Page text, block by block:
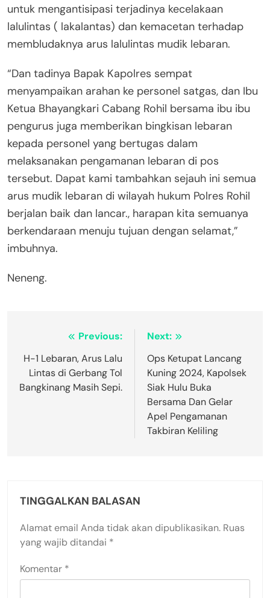
untuk mengantisipasi terjadinya kecelakaan
lalulintas ( lakalantas) dan kemacetan terhadap
membludaknya arus lalulintas mudik lebaran.
“Dan tadinya Bapak Kapolres sempat
menyampaikan arahan ke personel satgas, dan Ibu
Ketua Bhayangkari Cabang Rohil bersama ibu ibu
pengurus juga memberikan bingkisan lebaran
kepada personel yang bertugas dalam
melaksanakan pengamanan lebaran di pos
tersebut. Dapat kami tambahkan sejauh ini semua
arus mudik lebaran di wilayah hukum Polres Rohil
berjalan baik dan lancar., harapan kita semuanya
berkendaraan menuju tujuan dengan selamat,”
imbuhnya.
Neneng.
Navigasi
pos
Previous:
H-1 Lebaran, Arus Lalu
Lintas di Gerbang Tol
Bangkinang Masih Sepi.
Next:
Ops Ketupat Lancang
Kuning 2024, Kapolsek
Siak Hulu Buka
Bersama Dan Gelar
Apel Pengamanan
Takbiran Keliling
TINGGALKAN BALASAN
Alamat email Anda tidak akan dipublikasikan. Ruas
yang wajib ditandai *
Komentar *